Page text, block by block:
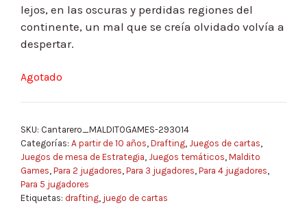
lejos, en las oscuras y perdidas regiones del
continente, un mal que se creía olvidado volvía a
despertar.
Agotado
SKU: Cantarero_MALDITOGAMES-293014
Categorías: A partir de 10 años Drafting Juegos de cartas
Juegos de mesa de Estrategia Juegos temáticos Maldito
Games Para 2 jugadores Para 3 jugadores Para 4 jugadores
Para 5 jugadores
Etiquetas: drafting juego de cartas